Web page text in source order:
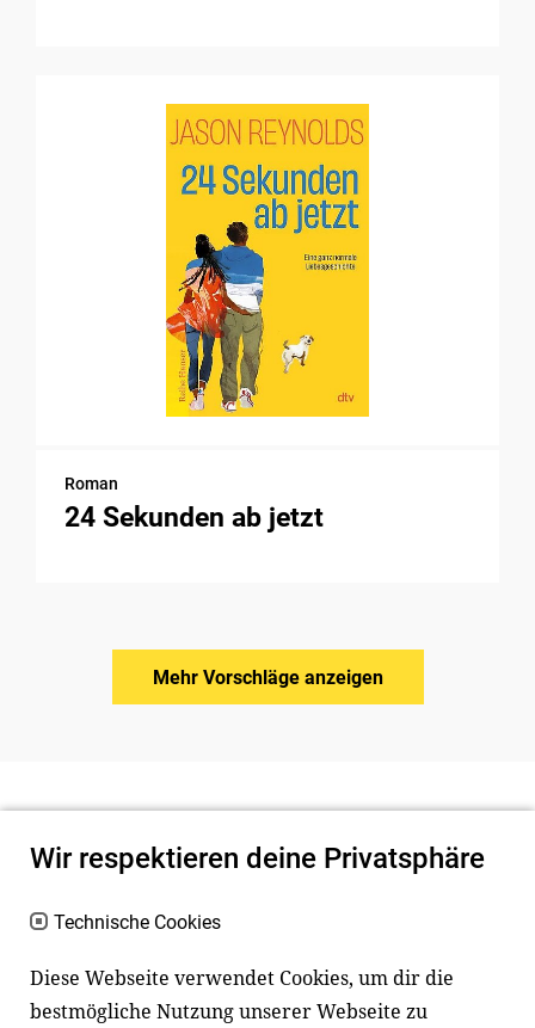
Roman
24 Sekunden ab jetzt
Mehr Vorschläge anzeigen
Wir respektieren deine Privatsphäre
Technische Cookies
Diese Webseite verwendet Cookies, um dir die
bestmögliche Nutzung unserer Webseite zu